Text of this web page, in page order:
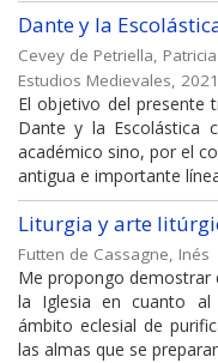
Dante y la
Cevey de Petriella,
Estudios Medievales, 2021
El objetivo del presente
Dante y la Escolástica
académico sino, por el
antigua e importante
Liturgia y arte
Futten de Cassagne, Inés
Me propongo demostrar
la Iglesia en cuanto al
ámbito eclesial de
las almas que se